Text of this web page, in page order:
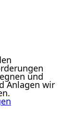
und
Anlagen wir